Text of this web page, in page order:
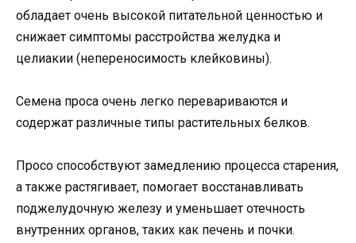
обладает очень высокой питательной ценностью и
снижает симптомы расстройства желудка и
целиакии (непереносимость клейковины).
Семена проса очень легко перевариваются и
содержат различные типы растительных белков.
Просо способствуют замедлению процесса старения,
а также растягивает, помогает восстанавливать
поджелудочную железу и уменьшает отечность
внутренних органов, таких как печень и почки.